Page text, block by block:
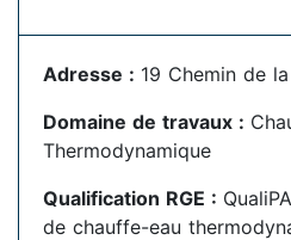
Adresse : 19 Chemin de
Domaine de travaux :
Thermodynamique
Qualification RGE :
de chauffe-eau